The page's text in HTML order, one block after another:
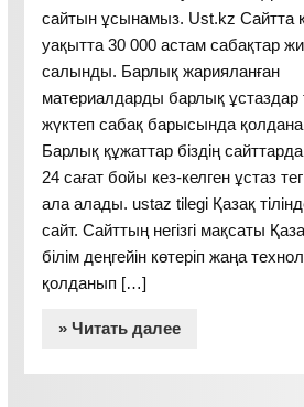
Жақсы,
жарайсын,
смайликтер
Оқулық,
қиындылар
флипчарт
сайтын ұсынамыз. Ust.kz Сайтта
уақытта 30 000 астам сабақтар
салынды. Барлық жарияланған
материалдарды барлық ұстаздар
жүктеп сабақ барысында
Барлық құжаттар біздің
24 сағат бойы кез-келген ұстаз
ала алады. ustaz tilegi Қазақ
сайт. Сайттың негізгі мақсаты
білім деңгейін көтеріп жаңа
қолданып […]
» Читать далее